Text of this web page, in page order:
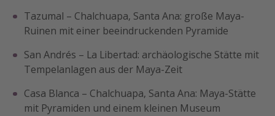
Tazumal – Chalchuapa, Santa Ana: große Maya-
Ruinen mit einer beeindruckenden Pyramide
San Andrés – La Libertad: archäologische Stätte mit
Tempelanlagen aus der Maya-Zeit
Casa Blanca – Chalchuapa, Santa Ana: Maya-Stätte
mit Pyramiden und einem kleinen Museum